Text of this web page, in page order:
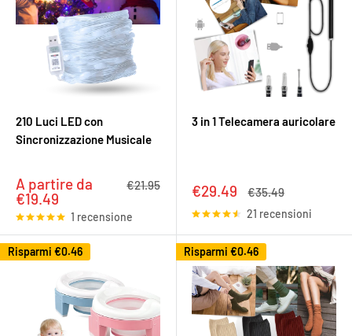
210 Luci LED con
Sincronizzazione Musicale
Prezzo
scontato
A partire da
€19.49
Prezzo
€21.95
1 recensione
3 in 1 Telecamera auricolare
Prezzo
scontato
€29.49 Prezzo
€35.49
21 recensioni
Risparmi €0.46 Risparmi €0.46